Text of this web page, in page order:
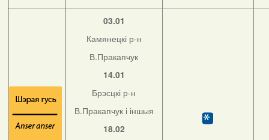
03.01
Камянецкі р-н
В.Пракапчук
14.01
Брэсцкі р-н
В.Пракапчук і іншыя
18.02